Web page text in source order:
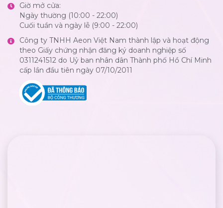
Giờ mở cửa:
Ngày thường (10:00 - 22:00)
Cuối tuần và ngày lễ (9:00 - 22:00)
Công ty TNHH Aeon Việt Nam thành lập và hoạt động
theo Giấy chứng nhận đăng ký doanh nghiệp số
0311241512 do Uỷ ban nhân dân Thành phố Hồ Chí Minh
cấp lần đầu tiên ngày 07/10/2011